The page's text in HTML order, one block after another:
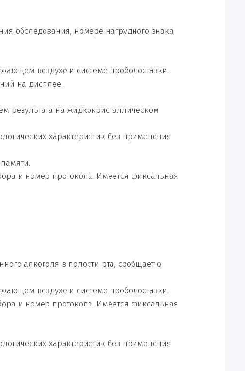
обследования, номере нагрудного знака
воздухе и системе прободоставки.
на дисплее.
результата на жидкокристаллическом
характеристик без применения
и номер протокола. Имеется фиксальная
алкоголя в полости рта, сообщает о
воздухе и системе прободоставки.
и номер протокола. Имеется фиксальная
характеристик без применения